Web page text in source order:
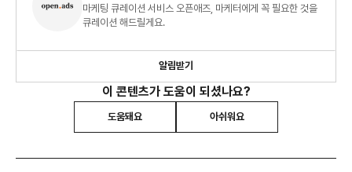
마케팅 큐레이션 서비스 오픈애즈, 마케터에게 꼭 필요한 것을
큐레이션 해드릴게요.
알림받기
이 콘텐츠가 도움이 되셨나요?
도움돼요 아쉬워요